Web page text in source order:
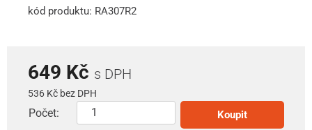
kód produktu: RA307R2
649 Kč s DPH
536 Kč bez DPH
Počet: Koupit